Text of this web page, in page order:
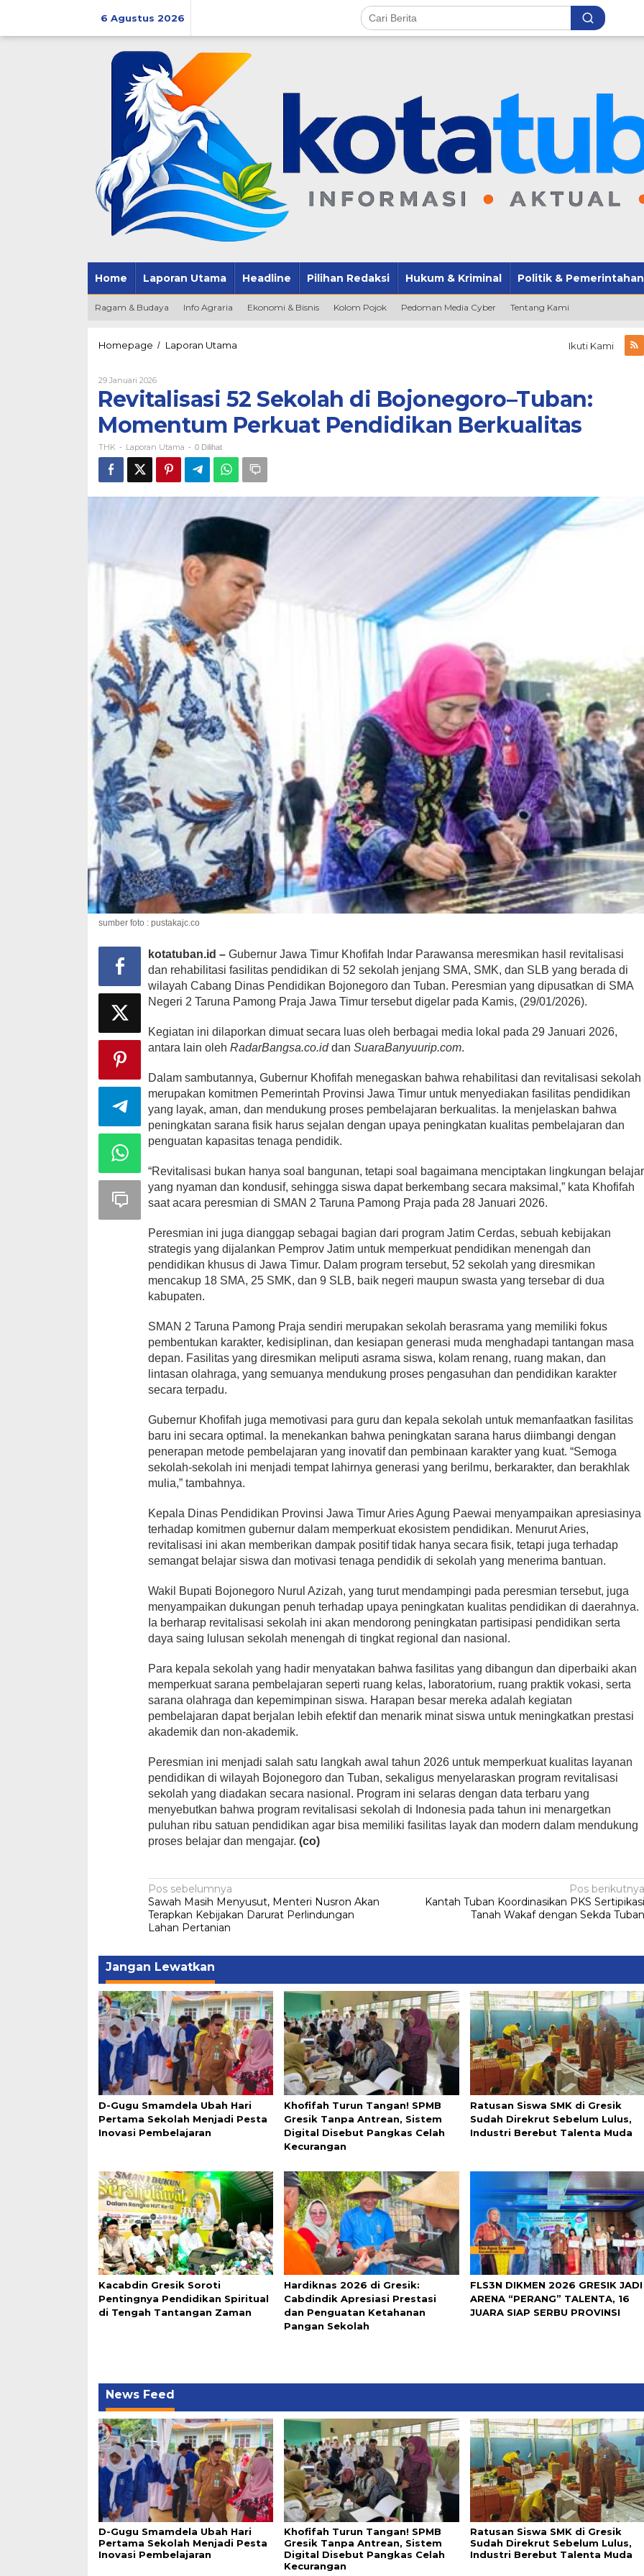
6 Agustus 2026
Home Laporan Utama Headline Pilihan Redaksi Hukum & Kriminal Politik & Pemerintahan
Ragam & Budaya Info Agraria Ekonomi & Bisnis Kolom Pojok Pedoman Media Cyber Tentang Kami
Homepage / Laporan Utama
Bojonegoro–
Tuban:
Momentum
Perkuat
Berkualitas
Ikuti Kami
29 Januari 2026Oleh
THK
Revitalisasi 52 Sekolah di Bojonegoro–Tuban:
Momentum Perkuat Pendidikan Berkualitas
THK - Laporan Utama - 0 Dilihat
sumber foto : pustakajc.co
kotatuban.id –Gubernur Jawa Timur Khofifah Indar Parawansa meresmikan hasil revitalisasi
dan rehabilitasi fasilitas pendidikan di 52 sekolah jenjang SMA, SMK, dan SLB yang berada di
wilayah Cabang Dinas Pendidikan Bojonegoro dan Tuban. Peresmian yang dipusatkan di SMA
Negeri 2 Taruna Pamong Praja Jawa Timur tersebut digelar pada Kamis, (29/01/2026).
Kegiatan ini dilaporkan dimuat secara luas oleh berbagai media lokal pada 29 Januari 2026,
antara lain olehRadarBangsa.co.iddanSuaraBanyuurip.com.
Dalam sambutannya, Gubernur Khofifah menegaskan bahwa rehabilitasi dan revitalisasi sekolah
merupakan komitmen Pemerintah Provinsi Jawa Timur untuk menyediakan fasilitas pendidikan
yang layak, aman, dan mendukung proses pembelajaran berkualitas. Ia menjelaskan bahwa
peningkatan sarana fisik harus sejalan dengan upaya peningkatan kualitas pembelajaran dan
penguatan kapasitas tenaga pendidik.
“Revitalisasi bukan hanya soal bangunan, tetapi soal bagaimana menciptakan lingkungan belajar
yang nyaman dan kondusif, sehingga siswa dapat berkembang secara maksimal,” kata Khofifah
saat acara peresmian di SMAN 2 Taruna Pamong Praja pada 28 Januari 2026.
Peresmian ini juga dianggap sebagai bagian dari program Jatim Cerdas, sebuah kebijakan
strategis yang dijalankan Pemprov Jatim untuk memperkuat pendidikan menengah dan
pendidikan khusus di Jawa Timur. Dalam program tersebut, 52 sekolah yang diresmikan
mencakup 18 SMA, 25 SMK, dan 9 SLB, baik negeri maupun swasta yang tersebar di dua
kabupaten.
SMAN 2 Taruna Pamong Praja sendiri merupakan sekolah berasrama yang memiliki fokus
pembentukan karakter, kedisiplinan, dan kesiapan generasi muda menghadapi tantangan masa
depan. Fasilitas yang diresmikan meliputi asrama siswa, kolam renang, ruang makan, dan
lintasan olahraga, yang semuanya mendukung proses pengasuhan dan pendidikan karakter
secara terpadu.
Gubernur Khofifah juga memotivasi para guru dan kepala sekolah untuk memanfaatkan fasilitas
baru ini secara optimal. Ia menekankan bahwa peningkatan sarana harus diimbangi dengan
penerapan metode pembelajaran yang inovatif dan pembinaan karakter yang kuat. “Semoga
sekolah-sekolah ini menjadi tempat lahirnya generasi yang berilmu, berkarakter, dan berakhlak
mulia,” tambahnya.
Kepala Dinas Pendidikan Provinsi Jawa Timur Aries Agung Paewai menyampaikan apresiasinya
terhadap komitmen gubernur dalam memperkuat ekosistem pendidikan. Menurut Aries,
revitalisasi ini akan memberikan dampak positif tidak hanya secara fisik, tetapi juga terhadap
semangat belajar siswa dan motivasi tenaga pendidik di sekolah yang menerima bantuan.
Wakil Bupati Bojonegoro Nurul Azizah, yang turut mendampingi pada peresmian tersebut, juga
menyampaikan dukungan penuh terhadap upaya peningkatan kualitas pendidikan di daerahnya.
Ia berharap revitalisasi sekolah ini akan mendorong peningkatan partisipasi pendidikan serta
daya saing lulusan sekolah menengah di tingkat regional dan nasional.
Para kepala sekolah yang hadir menyatakan bahwa fasilitas yang dibangun dan diperbaiki akan
memperkuat sarana pembelajaran seperti ruang kelas, laboratorium, ruang praktik vokasi, serta
sarana olahraga dan kepemimpinan siswa. Harapan besar mereka adalah kegiatan
pembelajaran dapat berjalan lebih efektif dan menarik minat siswa untuk meningkatkan prestasi
akademik dan non-akademik.
Peresmian ini menjadi salah satu langkah awal tahun 2026 untuk memperkuat kualitas layanan
pendidikan di wilayah Bojonegoro dan Tuban, sekaligus menyelaraskan program revitalisasi
sekolah yang diadakan secara nasional. Program ini selaras dengan data terbaru yang
menyebutkan bahwa program revitalisasi sekolah di Indonesia pada tahun ini menargetkan
puluhan ribu satuan pendidikan agar bisa memiliki fasilitas layak dan modern dalam mendukung
proses belajar dan mengajar.(co)
Navigasi
pos
Pos sebelumnya
Sawah Masih Menyusut, Menteri Nusron Akan
Terapkan Kebijakan Darurat Perlindungan
Lahan Pertanian
Pos berikutnya
Kantah Tuban Koordinasikan PKS Sertipikasi
Tanah Wakaf dengan Sekda Tuban
Jangan Lewatkan
D-Gugu Smamdela Ubah Hari
Pertama Sekolah Menjadi Pesta
Inovasi Pembelajaran
Khofifah Turun Tangan! SPMB
Gresik Tanpa Antrean, Sistem
Digital Disebut Pangkas Celah
Kecurangan
Ratusan Siswa SMK di Gresik
Sudah Direkrut Sebelum Lulus,
Industri Berebut Talenta Muda
Kacabdin Gresik Soroti
Pentingnya Pendidikan Spiritual
di Tengah Tantangan Zaman
Hardiknas 2026 di Gresik:
Cabdindik Apresiasi Prestasi
dan Penguatan Ketahanan
Pangan Sekolah
FLS3N DIKMEN 2026 GRESIK JADI
ARENA “PERANG” TALENTA, 16
JUARA SIAP SERBU PROVINSI
News Feed
D-Gugu Smamdela Ubah Hari
Pertama Sekolah Menjadi Pesta
Inovasi Pembelajaran
Khofifah Turun Tangan! SPMB
Gresik Tanpa Antrean, Sistem
Digital Disebut Pangkas Celah
Kecurangan
Ratusan Siswa SMK di Gresik
Sudah Direkrut Sebelum Lulus,
Industri Berebut Talenta Muda